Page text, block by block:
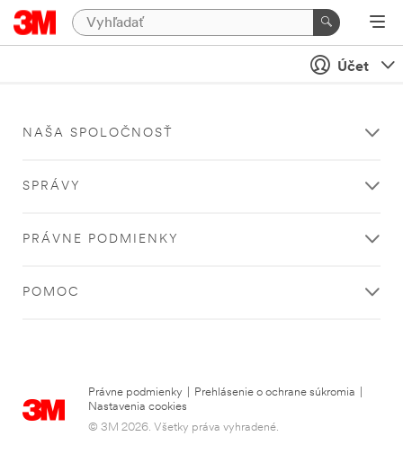
Účet
NAŠA SPOLOČNOSŤ
SPRÁVY
PRÁVNE PODMIENKY
POMOC
Právne podmienky Prehlásenie o ochrane súkromia
Nastavenia cookies
© 3M 2026. Všetky práva vyhradené.